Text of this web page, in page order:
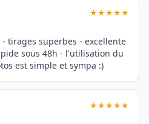
★★★★★
tirages superbes - excellente
sous 48h - l'utilisation du
est simple et sympa :)
★★★★★